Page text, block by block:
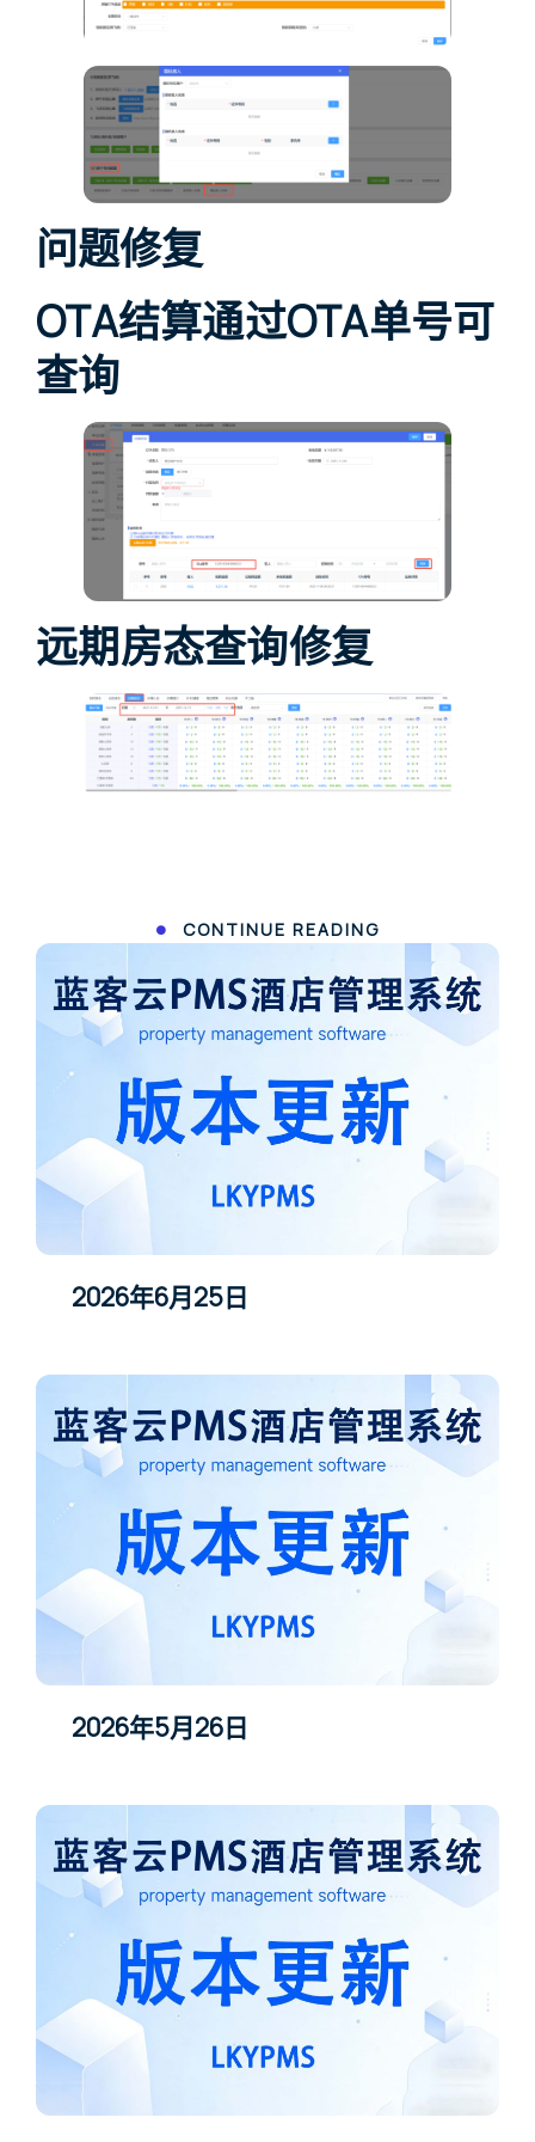
问题修复
OTA结算通过OTA单号可
查询
远期房态查询修复
CONTINUE READING
2026年6月25日
2026年5月26日